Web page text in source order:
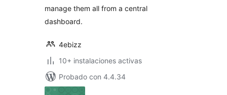
manage them all from a central
dashboard.
4ebizz
10+ instalaciones activas
Probado con 4.4.34